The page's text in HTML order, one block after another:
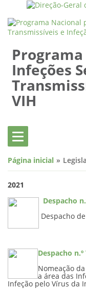
Infeções
VIH
Página inicial
2021
Despacho
Despacho
Despacho
Nomeação
a área das
Infeção pelo Vírus da